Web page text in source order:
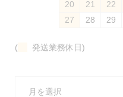
20
21 22
27
28 29
( 発送業務休日)
月を選択